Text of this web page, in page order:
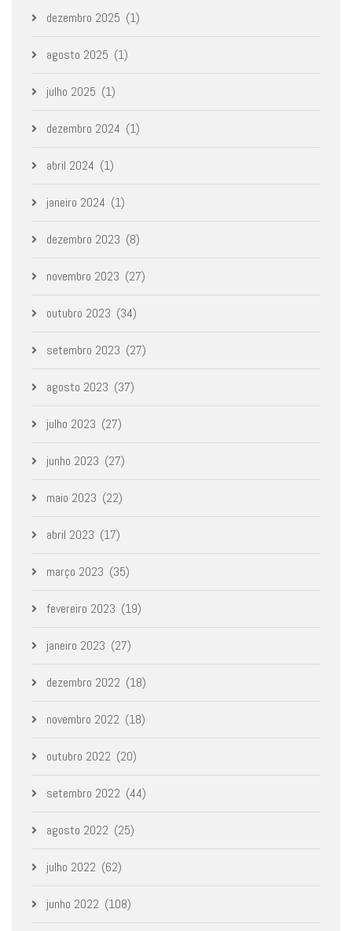
dezembro 2025 (1)
agosto 2025 (1)
julho 2025 (1)
dezembro 2024 (1)
abril 2024 (1)
janeiro 2024 (1)
dezembro 2023 (8)
novembro 2023 (27)
outubro 2023 (34)
setembro 2023 (27)
agosto 2023 (37)
julho 2023 (27)
junho 2023 (27)
maio 2023 (22)
abril 2023 (17)
março 2023 (35)
fevereiro 2023 (19)
janeiro 2023 (27)
dezembro 2022 (18)
novembro 2022 (18)
outubro 2022 (20)
setembro 2022 (44)
agosto 2022 (25)
julho 2022 (62)
junho 2022 (108)